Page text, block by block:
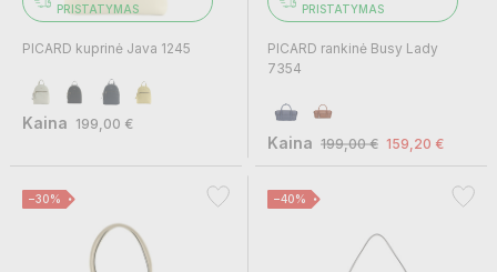
PRISTATYMAS
PICARD kuprinė Java 1245
Kaina 199,00 €
PRISTATYMAS
PICARD rankinė Busy Lady
7354
Kaina 199,00 € 159,20 €
−30% −40%